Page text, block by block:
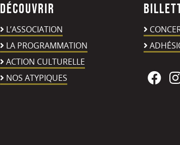
Découvrir
L’ASSOCIATION
LA PROGRAMMATION
ACTION CULTURELLE
NOS ATYPIQUES